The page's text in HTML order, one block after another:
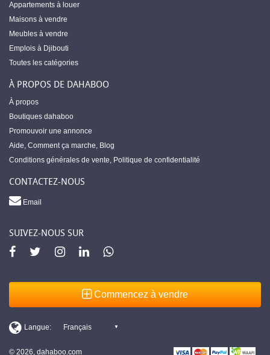
Appartements à louer
Maisons à vendre
Meubles à vendre
Emplois à Djibouti
Toutes les catégories
À PROPOS DE DAHABOO
À propos
Boutiques dahaboo
Promouvoir une annonce
Aide, Comment ça marche, Blog
Conditions générales de vente, Politique de confidentialité
CONTACTEZ-NOUS
Email
SUIVEZ-NOUS SUR
Commencez à vendre
© 2026, dahaboo.com